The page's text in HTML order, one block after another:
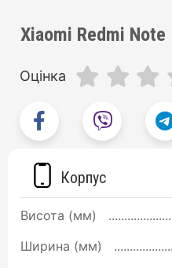
Xiaomi Redmi Note
Оцінка
Корпус
Висота (мм)
Ширина (мм)